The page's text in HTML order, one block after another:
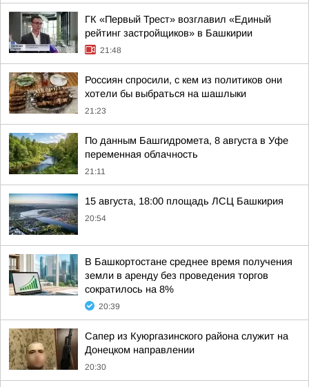
ГК «Первый Трест» возглавил «Единый
рейтинг застройщиков» в Башкирии
21:48
Россиян спросили, с кем из политиков они
хотели бы выбраться на шашлыки
21:23
По данным Башгидромета, 8 августа в Уфе
переменная облачность
21:11
15 августа, 18:00 площадь ЛСЦ Башкирия
20:54
В Башкортостане среднее время получения
земли в аренду без проведения торгов
сократилось на 8%
20:39
Сапер из Куюргазинского района служит на
Донецком направлении
20:30